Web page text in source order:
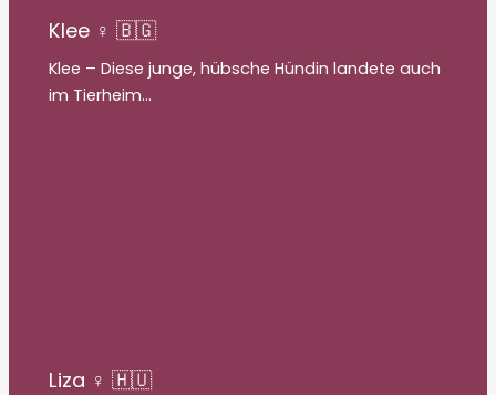
Klee ♀ 🇧🇬
Klee – Diese junge, hübsche Hündin landete auch
im Tierheim…
Liza ♀ 🇭🇺